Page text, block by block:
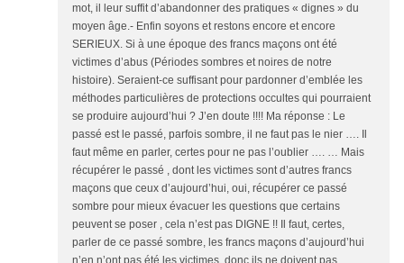
mot, il leur suffit d’abandonner des pratiques « dignes » du
moyen âge.- Enfin soyons et restons encore et encore
SERIEUX. Si à une époque des francs maçons ont été
victimes d’abus (Périodes sombres et noires de notre
histoire). Seraient-ce suffisant pour pardonner d’emblée les
méthodes particulières de protections occultes qui pourraient
se produire aujourd’hui ? J’en doute !!!! Ma réponse : Le
passé est le passé, parfois sombre, il ne faut pas le nier …. Il
faut même en parler, certes pour ne pas l’oublier …. … Mais
récupérer le passé , dont les victimes sont d’autres francs
maçons que ceux d’aujourd’hui, oui, récupérer ce passé
sombre pour mieux évacuer les questions que certains
peuvent se poser , cela n’est pas DIGNE !! Il faut, certes,
parler de ce passé sombre, les francs maçons d’aujourd’hui
n’en n’ont pas été les victimes, donc ils ne doivent pas